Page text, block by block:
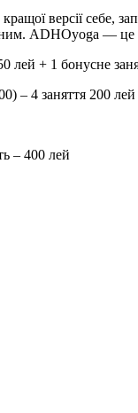
версії себе,
ADHOyoga — це
0 лей + 1 бонусне
– 4 заняття 200 лей
– 400 лей